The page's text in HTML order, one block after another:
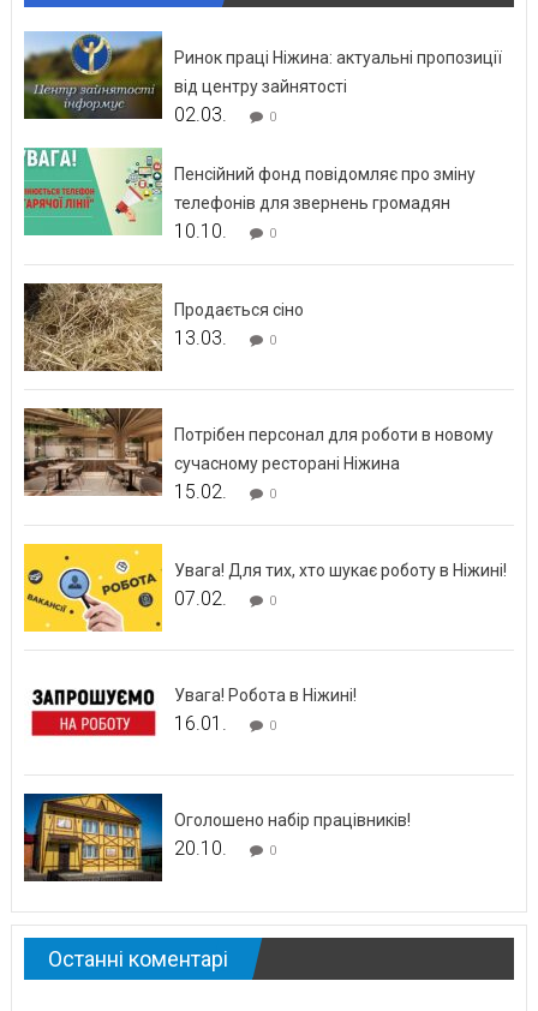
Ринок праці Ніжина: актуальні пропозиції
від центру зайнятості
02.03. 0
Пенсійний фонд повідомляє про зміну
телефонів для звернень громадян
10.10. 0
Продається сіно
13.03. 0
Потрібен персонал для роботи в новому
сучасному ресторані Ніжина
15.02. 0
Увага! Для тих, хто шукає роботу в Ніжині!
07.02. 0
Увага! Робота в Ніжині!
16.01. 0
Оголошено набір працівників!
20.10. 0
Останні коментарі